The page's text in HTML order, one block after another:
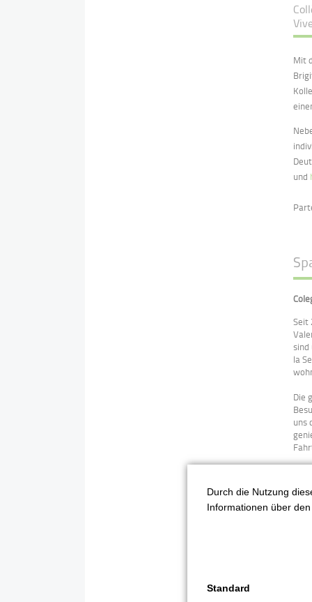
Mit
und
Seit
sind
la
Die
uns
Durch die Nutzung
Informationen über
Standard